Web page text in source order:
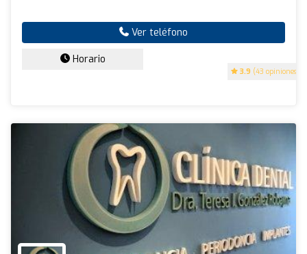
3.9 (43 opiniones)
Ver teléfono
Horario